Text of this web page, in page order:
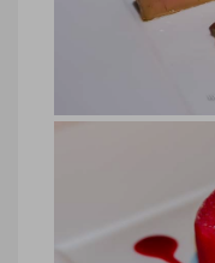
hôtel Belle
aux épices ©
hôtel Belle
foie gras